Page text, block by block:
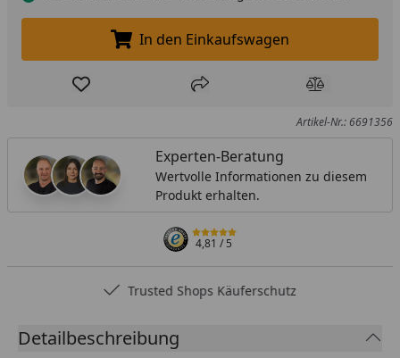
In den Einkaufswagen legen
In den Einkaufswagen
Produkt zur Wunschliste hinzufügen
Teilen Produkt
Artikel-Nr.: 6691356
Experten-Beratung
Wertvolle Informationen zu diesem
Produkt erhalten.
4,81/ 5
Trusted Shops Käuferschutz
Detailbeschreibung